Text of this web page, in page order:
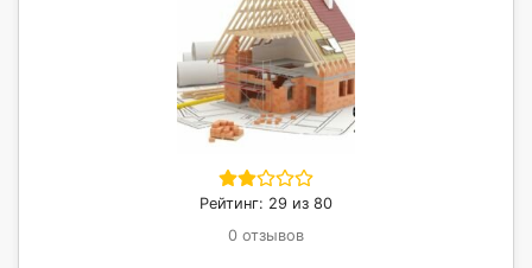
Рейтинг: 29 из 80
0 отзывов